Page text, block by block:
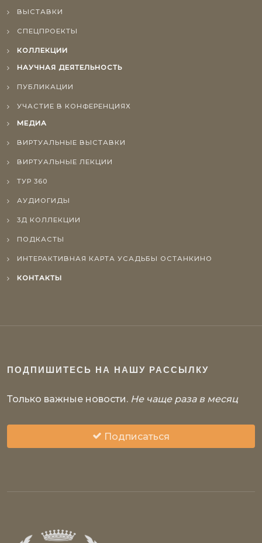
ВЫСТАВКИ
СПЕЦПРОЕКТЫ
КОЛЛЕКЦИИ
НАУЧНАЯ ДЕЯТЕЛЬНОСТЬ
ПУБЛИКАЦИИ
УЧАСТИЕ В КОНФЕРЕНЦИЯХ
МЕДИА
ВИРТУАЛЬНЫЕ ВЫСТАВКИ
ВИРТУАЛЬНЫЕ ЛЕКЦИИ
ТУР 360
АУДИОГИДЫ
3Д КОЛЛЕКЦИИ
ПОДКАСТЫ
ИНТЕРАКТИВНАЯ КАРТА УСАДЬБЫ ОСТАНКИНО
КОНТАКТЫ
ПОДПИШИТЕСЬ НА НАШУ РАССЫЛКУ
Только важные новости. Не чаще раза в месяц
Подписаться